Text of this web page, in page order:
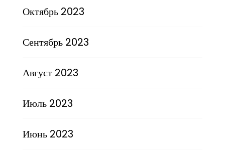
Октябрь 2023
Сентябрь 2023
Август 2023
Июль 2023
Июнь 2023